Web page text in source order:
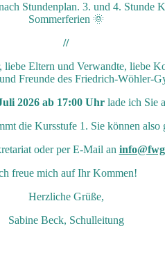
Stundenplan. 3. und 4.
Sommerferien 🌞
//
liebe Eltern und Verwandte, liebe
Freunde des Friedrich-Wöhler-
2026 ab 17:00 Uhrlade ich Sie
die Kursstufe 1. Sie können also
oder per E-Mail an
freue mich auf Ihr Kommen!
Herzliche Grüße,
Sabine Beck, Schulleitung